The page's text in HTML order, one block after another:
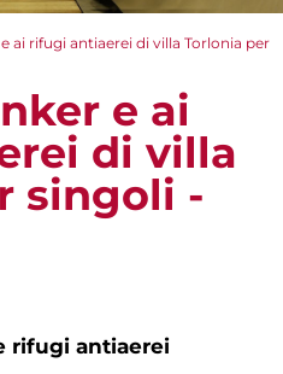
ai rifugi antiaerei di villa Torlonia per
e ai
di villa
singoli -
rifugi antiaerei